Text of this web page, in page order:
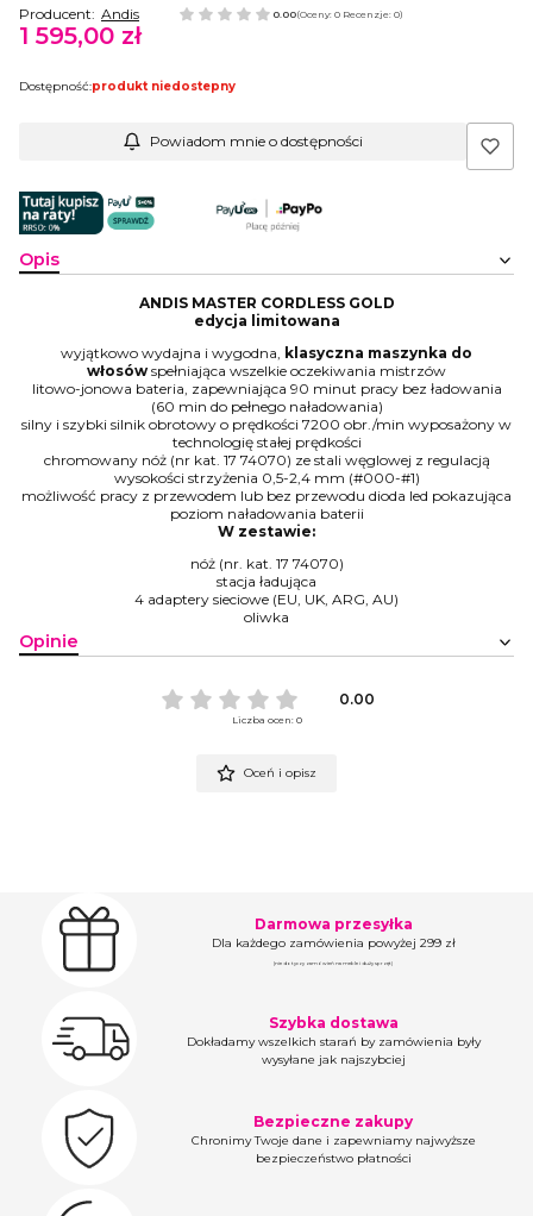
Producent: Andis 0.00(Oceny: 0 Recenzje: 0)
Cena
1 595,00 zł
Dostępność:produkt niedostepny
Powiadom mnie o dostępności
Opis
ANDIS MASTER CORDLESS GOLD
edycja limitowana
wyjątkowo wydajna i wygodna, klasyczna maszynka do
włosów spełniająca wszelkie oczekiwania mistrzów
litowo-jonowa bateria, zapewniająca 90 minut pracy bez ładowania
(60 min do pełnego naładowania)
silny i szybki silnik obrotowy o prędkości 7200 obr./min wyposażony w
technologię stałej prędkości
chromowany nóż (nr kat. 17 74070) ze stali węglowej z regulacją
wysokości strzyżenia 0,5-2,4 mm (#000-#1)
możliwość pracy z przewodem lub bez przewodu dioda led pokazująca
poziom naładowania baterii
W zestawie:
nóż (nr. kat. 17 74070)
stacja ładująca
4 adaptery sieciowe (EU, UK, ARG, AU)
oliwka
Opinie
0.00
Liczba ocen: 0
Oceń i opisz
Darmowa przesyłka
Dla każdego zamówienia powyżej 299 zł
(nie dotyczy zamówień na meble i duży sprzęt)
Szybka dostawa
Dokładamy wszelkich starań by zamówienia były
wysyłane jak najszybciej
Bezpieczne zakupy
Chronimy Twoje dane i zapewniamy najwyższe
bezpieczeństwo płatności